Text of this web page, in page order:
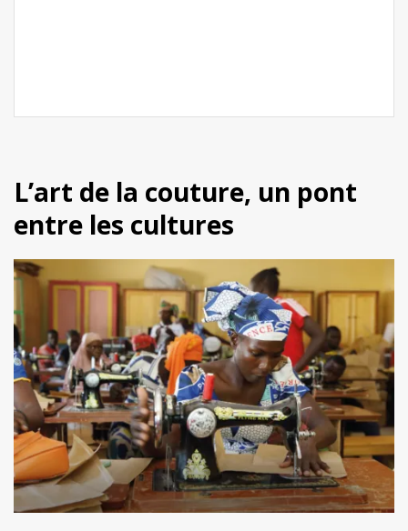
L’art de la couture, un pont
entre les cultures